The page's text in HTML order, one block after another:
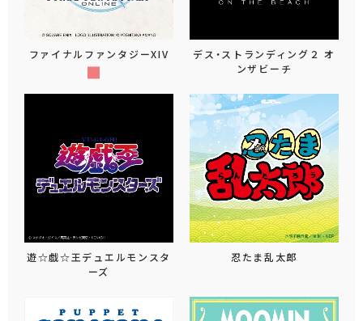
ファイナルファンタジーXIV
デス・ストランディング２ オ
ンザビーチ
遊☆戯☆王デュエルモンスタ
ーズ
忍たま乱太郎